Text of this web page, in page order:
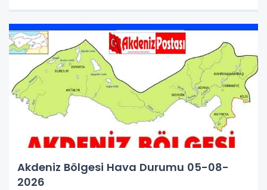
Akdeniz Bölgesi Hava Durumu 05-08-
2026